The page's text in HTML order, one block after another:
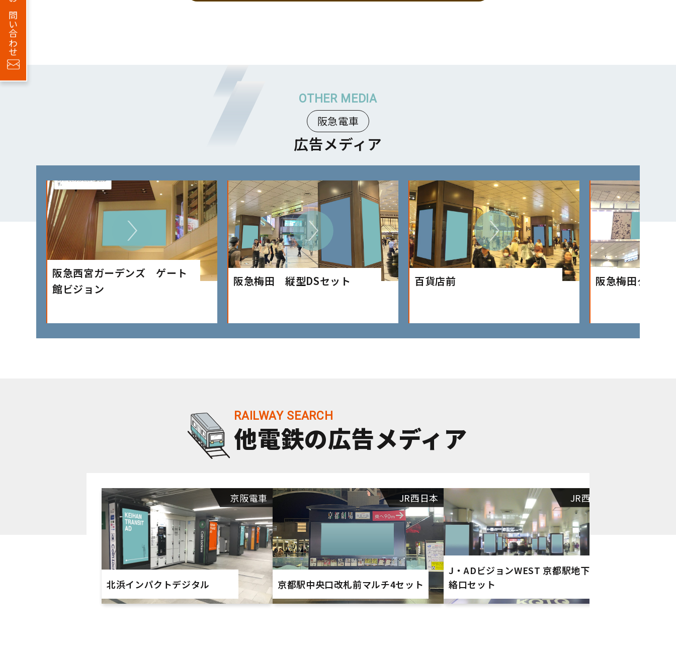
阪急電車
広告メディア
阪急西宮ガーデンズ ゲート
館ビジョン
阪急梅田 縦型DSセット 百貨店前 阪急梅田グラン
他電鉄の広告メディア
北浜インパクトデジタル
京阪電車
京都駅中央口改札前マルチ4セット
JR西日本
J・ADビジョンWEST 京都駅地下鉄連
絡口セット
JR西日本
お問い合わせ